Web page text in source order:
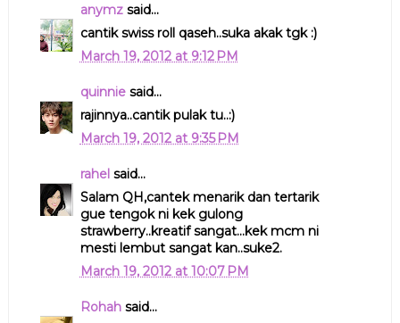
anymzsaid...
cantik swiss roll qaseh..suka akak tgk :)
March 19, 2012 at 9:12 PM
quinniesaid...
rajinnya..cantik pulak tu..:)
March 19, 2012 at 9:35 PM
rahelsaid...
Salam QH,cantek menarik dan tertarik
gue tengok ni kek gulong
strawberry..kreatif sangat...kek mcm ni
mesti lembut sangat kan..suke2.
March 19, 2012 at 10:07 PM
Rohahsaid...